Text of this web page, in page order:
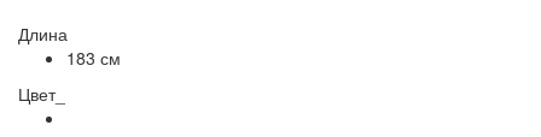
Длина
183 см
Цвет_